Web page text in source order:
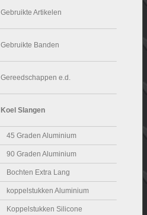
Gebruikte Artikelen
Gebruikte Banden
Gereedschappen e.d.
Koel Slangen
45 Graden Aluminium
90 Graden Aluminium
Bochten Extra Lang
koppelstukken Aluminium
Koppelstukken Silicone